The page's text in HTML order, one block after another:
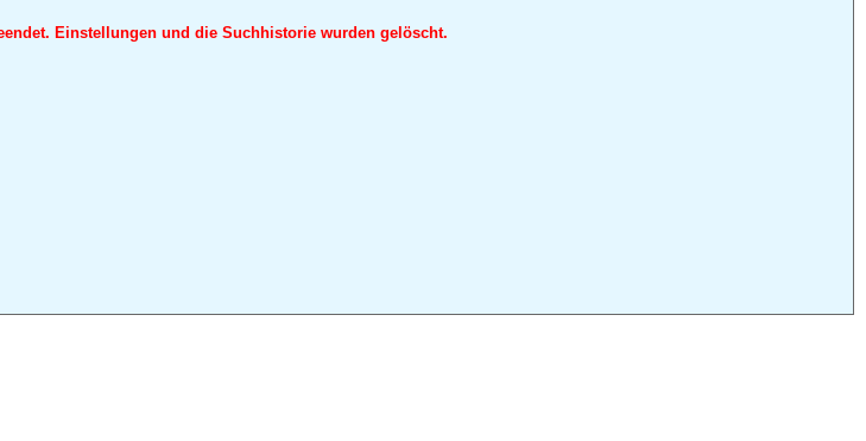
Einstellungen und die Suchhistorie wurden gelöscht.